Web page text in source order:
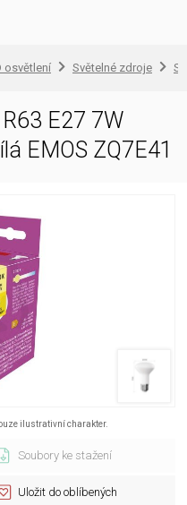
osvětlení Světelné zdroje
E27 7W
EMOS ZQ7E41
ilustrativní charakter.
Soubory ke stažení
Uložit do oblíbených